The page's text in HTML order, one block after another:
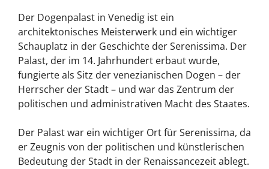
Der Dogenpalast in Venedig ist ein
architektonisches Meisterwerk und ein wichtiger
Schauplatz in der Geschichte der Serenissima. Der
Palast, der im 14. Jahrhundert erbaut wurde,
fungierte als Sitz der venezianischen Dogen – der
Herrscher der Stadt – und war das Zentrum der
politischen und administrativen Macht des Staates.
Der Palast war ein wichtiger Ort für Serenissima, da
er Zeugnis von der politischen und künstlerischen
Bedeutung der Stadt in der Renaissancezeit ablegt.